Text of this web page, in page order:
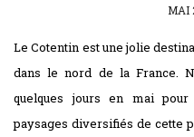
MAI
Le Cotentin est une jolie
dans le nord de la France.
quelques jours en mai
paysages diversifiés de cette